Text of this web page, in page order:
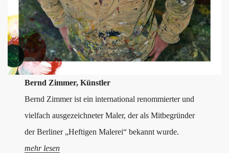
Bernd Zimmer, Künstler
Bernd Zimmer ist ein international renommierter und
vielfach ausgezeichneter Maler, der als Mitbegründer
der Berliner „Heftigen Malerei“ bekannt wurde.
mehr lesen